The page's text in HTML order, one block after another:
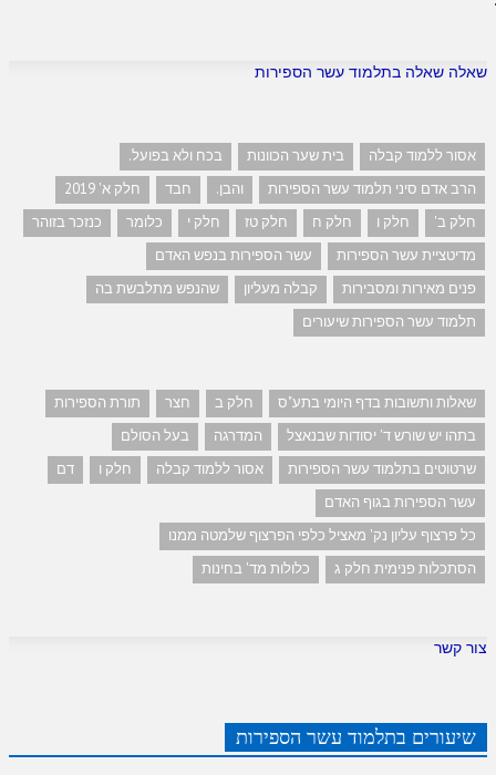
שאלה שאלה בתלמוד עשר הספירות
אסור ללמוד קבלה בית שער הכוונות
בכח ולא בפועל.
הרב אדם סיני תלמוד עשר הספירות
והבן. חבד
חלק א' 2019
חלק ב'
חלק ו חלק ח חלק טז חלק י כלומר
כנזכר בזוהר
מדיטציית עשר הספירות
עשר הספירות בנפש האדם
פנים מאירות ומסבירות
קבלה מעליון
שהנפש מתלבשת בה
תלמוד עשר הספירות שיעורים
שאלות ותשובות בדף היומי בתע"ס חלק ב חצר
תורת הספירות
בתהו יש שורש ד' יסודות שבנאצל
המדרגה
בעל הסולם
שרטוטים בתלמוד עשר הספירות
אסור ללמוד קבלה חלק ו
דם
עשר הספירות בגוף האדם
כל פרצוף עליון נק' מאציל כלפי הפרצוף שלמטה ממנו
הסתכלות פנימית חלק ג
כלולות מד' בחינות
צור קשר
שיעורים בתלמוד עשר הספירות